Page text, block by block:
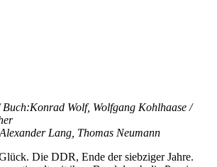
Wolf, Wolfgang Kohlhaase /
Lang, Thomas Neumann
Die DDR, Ende der siebziger Jahre.